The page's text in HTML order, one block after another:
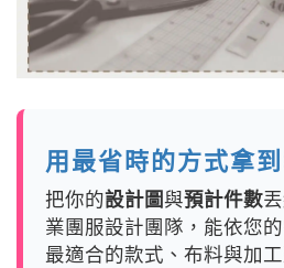
用最省時的方式拿
把你的設計圖與預計件數
業團服設計團隊，能依您
最適合的款式、布料與加